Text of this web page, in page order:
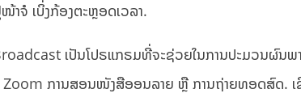
ຈໍ ເບິ່ງກ້ອງຕະຫຼອດເວລາ.
ເປັນໂປຣແກຣມທີ່ຈະຊ່ວຍໃນການປະມວນຜົນ
Zoom ການສອນໜັງສືອອນລາຍ ຫຼື ການຖ່າຍທອດສົດ.